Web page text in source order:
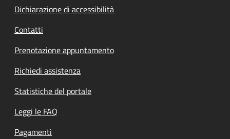
Dichiarazione di accessibilità
Contatti
Prenotazione appuntamento
Richiedi assistenza
Statistiche del portale
Leggi le FAQ
Pagamenti